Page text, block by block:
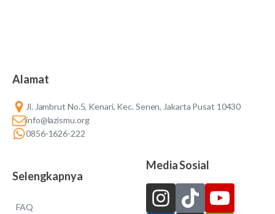
Alamat
Jl. Jambrut No.5, Kenari, Kec. Senen, Jakarta Pusat 10430
info@lazismu.org
0856-1626-222
Selengkapnya
FAQ
Media Sosial